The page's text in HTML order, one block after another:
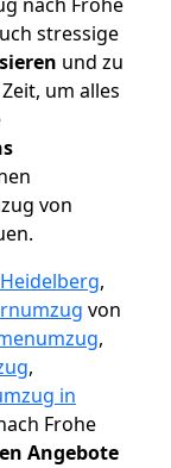
stressige
und zu
um alles
von
,
von
,
,
in
Frohe
Angebote